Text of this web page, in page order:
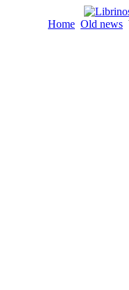
Home Old news